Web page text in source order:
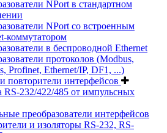
NPort в стандартном
NPort со встроенным
коммутатором
в беспроводной Ethernet
протоколов (Modbus,
Profinet, Ethernet/IP, DF1, ...)
повторители интерфейсов
RS-232/422/485 от импульсных
преобразователи интерфейсов
и изоляторы RS-232, RS-